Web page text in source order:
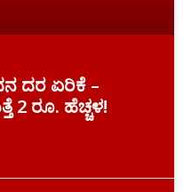
ದರ ಏರಿಕೆ –
ರೂ. ಹೆಚ್ಚಳ!